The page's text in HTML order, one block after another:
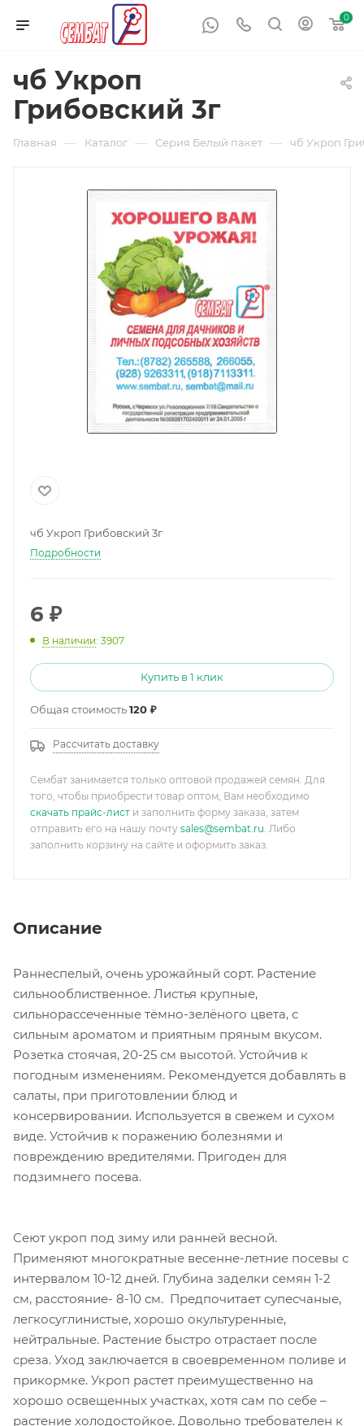
0
чб Укроп
Грибовский 3г
Главная — Каталог — Серия Белый пакет — чб Укроп
чб Укроп Грибовский 3г
Подробности
6 ₽
В наличии: 3907
Купить в 1 клик
Общая стоимость120 ₽
Рассчитать доставку
Сембат занимается только оптовой продажей семян. Для
того, чтобы приобрести товар оптом, Вам необходимо
скачать прайс-лист и заполнить форму заказа, затем
отправить его на нашу почту sales@sembat.ru. Либо
заполнить корзину на сайте и оформить заказ.
Описание
Раннеспелый, очень урожайный сорт. Растение
сильнооблиственное. Листья крупные,
сильнорассеченные тёмно-зелёного цвета, с
сильным ароматом и приятным пряным вкусом.
Розетка стоячая, 20-25 см высотой. Устойчив к
погодным изменениям. Рекомендуется добавлять в
салаты, при приготовлении блюд и
консервировании. Используется в свежем и сухом
виде. Устойчив к поражению болезнями и
повреждению вредителями. Пригоден для
подзимнего посева.
Сеют укроп под зиму или ранней весной.
Применяют многократные весенне-летние посевы с
интервалом 10-12 дней. Глубина заделки семян 1-2
см, расстояние- 8-10 см. Предпочитает супесчаные,
легкосуглинистые, хорошо окультуренные,
нейтральные. Растение быстро отрастает после
среза. Уход заключается в своевременном поливе и
прикормке. Укроп растет преимущественно на
хорошо освещенных участках, хотя сам по себе –
растение холодостойкое. Довольно требователен к